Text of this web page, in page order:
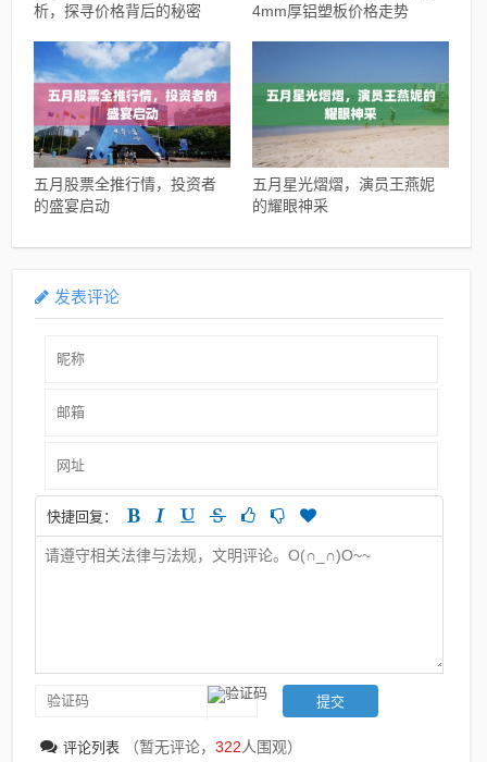
析，探寻价格背后的秘密
4mm厚铝塑板价格走势
五月股票全推行情，投资者
的盛宴启动
五月星光熠熠，演员王燕妮
的耀眼神采
发表评论
快捷回复：
评论列表 （暂无评论，322人围观）